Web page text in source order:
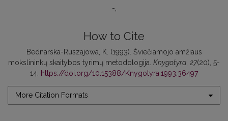
-
How to Cite
Bednarska-Ruszajowa, K. (1993). Šviečiamojo amžiaus
mokslininkų skaitybos tyrimų metodologija. Knygotyra, 27(20), 5-
14. https://doi.org/10.15388/Knygotyra.1993.36497
More Citation Formats